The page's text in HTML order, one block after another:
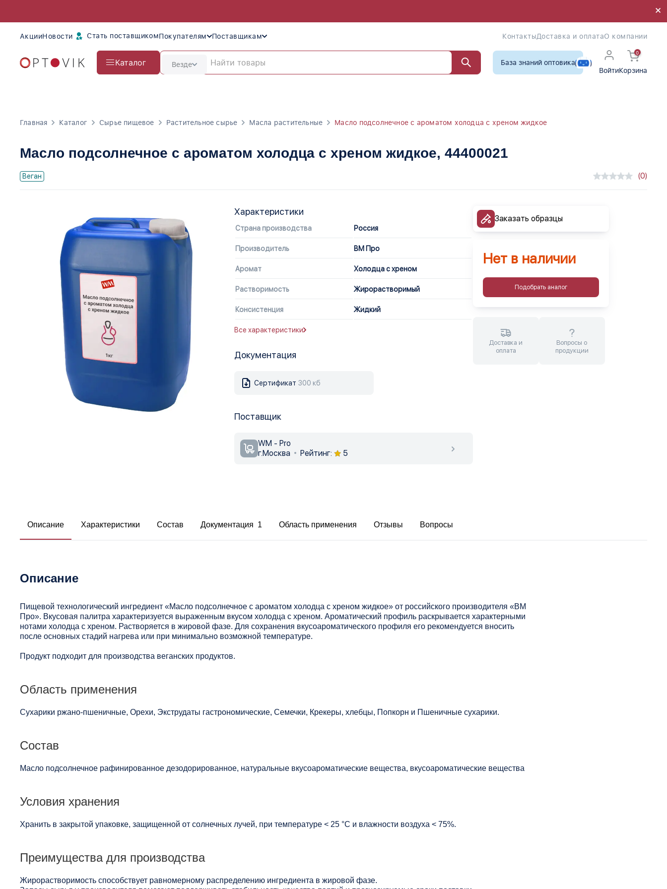
×
×
АкцииНовости Стать поставщикомПокупателям Поставщикам КонтактыДоставка и оплатаО компании
Каталог Везде
База знаний оптовика
Войти
0
Корзина
Главная Каталог Сырье пищевое Растительное сырье Масла растительные Масло подсолнечное с ароматом холодца с хреном жидкое
Масло подсолнечное с ароматом холодца с хреном жидкое, 44400021
Веган (0)
Характеристики
Страна производства Россия
Производитель ВМ Про
Аромат Холодца с хреном
Растворимость Жирорастворимый
Консистенция Жидкий
Все характеристики
Документация
Сертификат 300 кб
Поставщик
WM - Pro
г.Москва
Рейтинг: 5
Заказать образцы
Нет в наличии
Подобрать аналог
Доставка и
оплата
Вопросы о
продукции
Описание Характеристики Состав Документация 1 Область применения Отзывы Вопросы
Описание
Пищевой технологический ингредиент «Масло подсолнечное с ароматом холодца с хреном жидкое» от российского производителя «ВМ
Про». Вкусовая палитра характеризуется выраженным вкусом холодца с хреном. Ароматический профиль раскрывается характерными
нотами холодца с хреном. Растворяется в жировой фазе. Для сохранения вкусоароматического профиля его рекомендуется вносить
после основных стадий нагрева или при минимально возможной температуре.
Продукт подходит для производства веганских продуктов.
Область применения
Сухарики ржано-пшеничные, Орехи, Экструдаты гастрономические, Семечки, Крекеры, хлебцы, Попкорн и Пшеничные сухарики.
Состав
Масло подсолнечное рафинированное дезодорированное, натуральные вкусоароматические вещества, вкусоароматические вещества
Условия хранения
Хранить в закрытой упаковке, защищенной от солнечных лучей, при температуре < 25 °C и влажности воздуха < 75%.
Преимущества для производства
Жирорастворимость способствует равномерному распределению ингредиента в жировой фазе.